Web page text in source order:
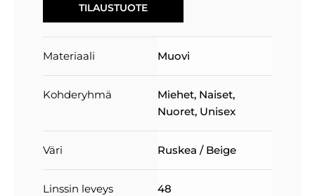
TILAUSTUOTE
Materiaali Muovi
Kohderyhmä Miehet, Naiset,
Nuoret, Unisex
Väri Ruskea / Beige
Linssin leveys 48